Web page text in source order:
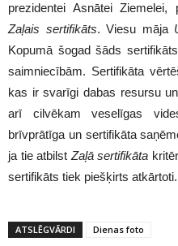
prezidentei Asnātei
Zaļais sertifikāts. Viesu māja
Kopumā šogad šāds
saimniecībām. Sertifikāta
kas ir svarīgi dabas resursu
arī cilvēkam veselīgas
brīvprātīga un sertifikāta
ja tie atbilst Zaļā sertifikāta
sertifikāts tiek piešķirts atkārtoti.
ATSLĒGVĀRDI Dienas foto